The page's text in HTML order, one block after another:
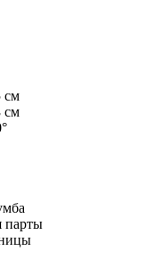
см
см
парты